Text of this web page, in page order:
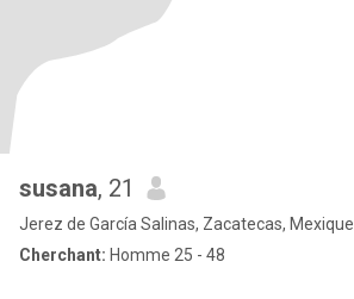
susana, 21
Jerez de García Salinas, Zacatecas, Mexique
Cherchant: Homme 25 - 48